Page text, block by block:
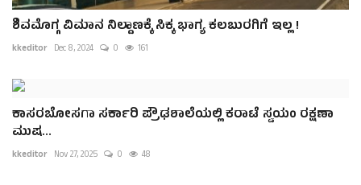
ಶಿವಮೊಗ್ಗ ವಿಮಾನ ನಿಲ್ದಾಣಕ್ಕೆ ಸಿಕ್ಕ ಭಾಗ್ಯ ಕಲಬುರಗಿಗೆ ಇಲ್ಲ !
kkeditor Dec 8, 2024 0 161
ಕಾಸರಬೋಸಗಾ ಸರ್ಕಾರಿ ಪ್ರೌಢಶಾಲೆಯಲ್ಲಿ ಕರಾಟೆ ಸ್ವಯಂ ರಕ್ಷಣಾ
ಮುಷ...
kkeditor Nov 27, 2025 0 48